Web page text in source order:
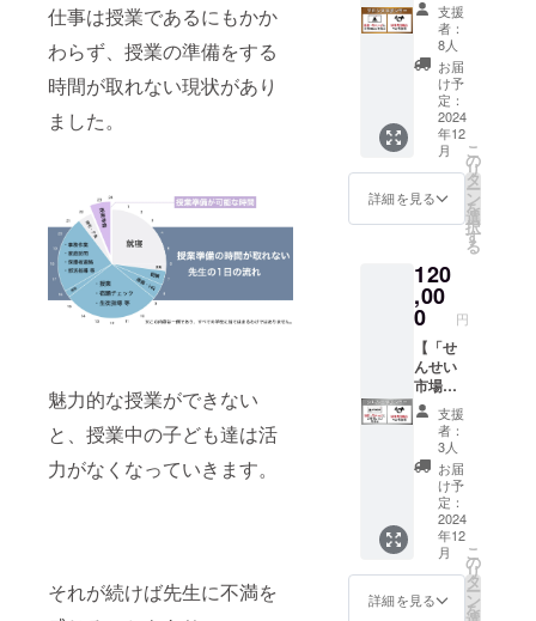
仕事は授業であるにもかか
わらず、授業の準備をする
時間が取れない現状があり
ました。
魅力的な授業ができない
と、授業中の子ども達は活
力がなくなっていきます。
それが続けば先生に不満を
上映会
高校
の同級
生だっ
たやん
ばるゼ
ミの2人
が、高
校時代
て作っ
た映画
ス」を
上映し
ます！
※同級
生の個
人情報
保護の
ため、
一部の
みの公
開とさ
せてい
ただき
ます。
・質問
コー
トーク
で、一
緒にこ
だわっ
て製
作。
「安心
の日本
製」、
「こだ
わりの
ハンド
崎市の
工場で
縫製
し、生
地・そ
の他の
行程も
国内工
場で製
造。 縫
い子さ
んひと
りひと
りが１
つ１つ
ていね
いに縫
い上げ
典＞ ■
協賛
ページ
に一般
スポン
サーと
して掲
載 ・
名前
（個人
名・
・
HP、
SNS等
へのリ
ンク
（任
意） ※
表示方
法は
「せん
せい市
場」
ホーム
ページ
の協賛
一覧を
ご確認
くださ
ズスポ
サー】
「せん
せい市
場」に
企業ロ
ゴを掲
載！ 協
賛して
くださ
る方
下の特
典を提
供いた
しま
す。 ＜
スポン
サー特
典＞ ■
協賛
ページ
にブロ
ンズス
ポン
サーと
して掲
載 ・
企業ロ
ゴ ・
HP、
支援
者：
8人
お届
け予
定：
2024
年12
月
詳細を見る
こ
の
リ
タ
ー
ン
を
選
択
す
る
120
,00
0 円
【「せ
んせい
市場」
シル
バース
ポン
サー】
「せん
せい市
場」に
企業ロ
ゴ・企
業名・
企業説
明を掲
支援
者：
3人
お届
け予
定：
2024
年12
月
詳細を見る
こ
の
リ
タ
ー
ン
を